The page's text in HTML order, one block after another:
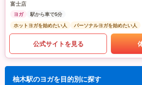
富士店
ヨガ
駅から車で5分
ホットヨガを始めたい人
パーソナルヨガを始めたい人
公式サイトを見る
柚木駅のヨガを目的別に探す